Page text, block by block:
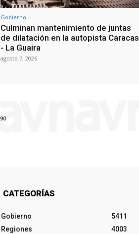
Gobierno
Culminan mantenimiento de juntas
de dilatación en la autopista Caracas
- La Guaira
agosto 7, 2026
CATEGORÍAS
Gobierno
5411
Regiones
4003